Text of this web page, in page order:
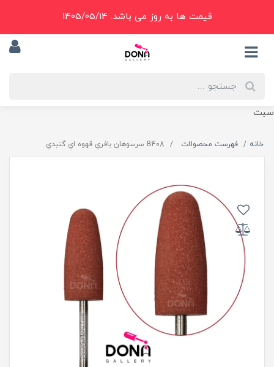
سبت
قیمت ها به روز می باشد. 1405/05/14
خانه فهرست محصولات B408 سرسوهان بافري قهوه اي گنبدي